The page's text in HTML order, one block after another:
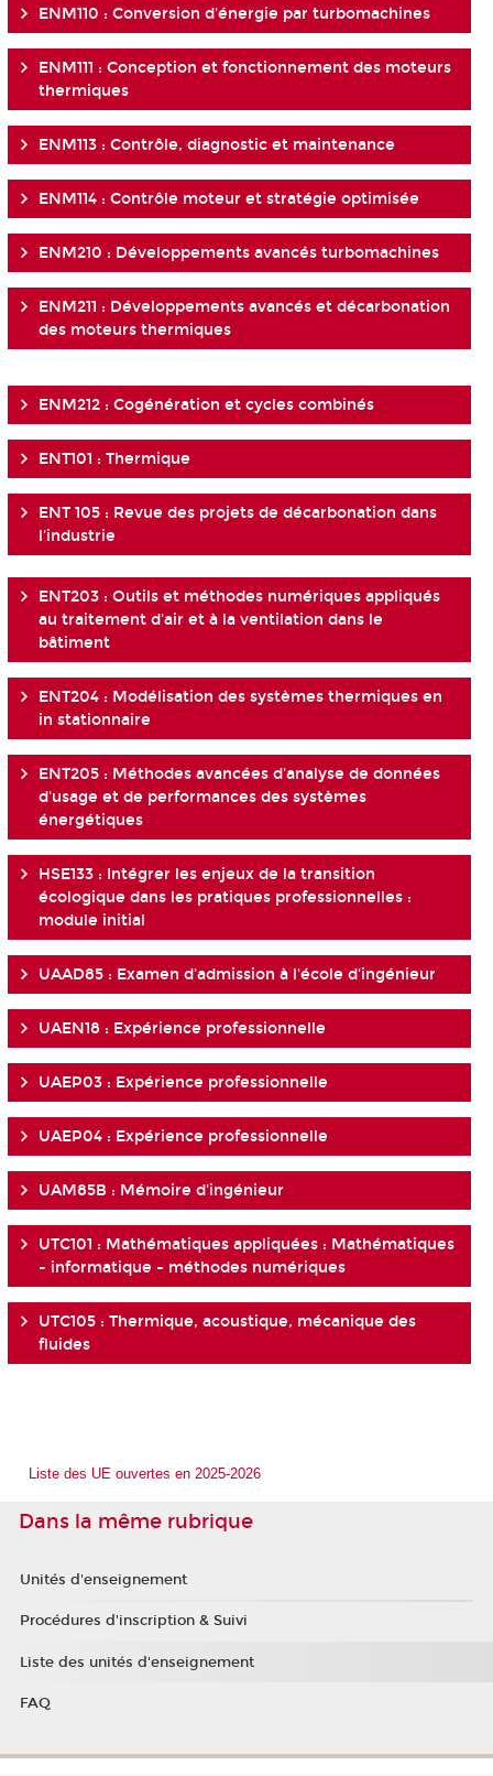
ENM110 : Conversion d'énergie par turbomachines
ENM111 : Conception et fonctionnement des moteurs
thermiques
ENM113 : Contrôle, diagnostic et maintenance
ENM114 : Contrôle moteur et stratégie optimisée
ENM210 : Développements avancés turbomachines
ENM211 : Développements avancés et décarbonation
des moteurs thermiques
ENM212 : Cogénération et cycles combinés
ENT101 : Thermique
ENT 105 : Revue des projets de décarbonation dans
l'industrie
ENT203 : Outils et méthodes numériques appliqués
au traitement d'air et à la ventilation dans le
bâtiment
ENT204 : Modélisation des systèmes thermiques en
in stationnaire
ENT205 : Méthodes avancées d'analyse de données
d'usage et de performances des systèmes
énergétiques
HSE133 : Intégrer les enjeux de la transition
écologique dans les pratiques professionnelles :
module initial
UAAD85 : Examen d'admission à l'école d'ingénieur
UAEN18 : Expérience professionnelle
UAEP03 : Expérience professionnelle
UAEP04 : Expérience professionnelle
UAM85B : Mémoire d'ingénieur
UTC101 : Mathématiques appliquées : Mathématiques
- informatique - méthodes numériques
UTC105 : Thermique, acoustique, mécanique des
fluides
Liste des UE ouvertes en 2025-2026
Dans la même rubrique
Unités d'enseignement
Procédures d'inscription & Suivi
Liste des unités d'enseignement
FAQ